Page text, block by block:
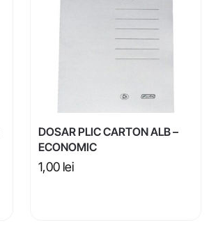
DOSAR PLIC CARTON ALB –
ECONOMIC
1,00 lei